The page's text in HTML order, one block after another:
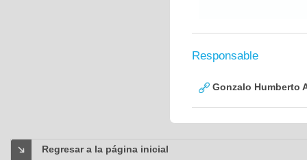
Responsable
Gonzalo Humberto
Regresar a la página inicial